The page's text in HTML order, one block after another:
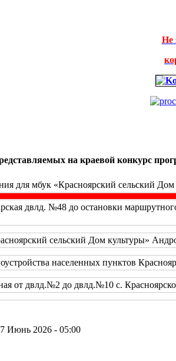
Не
на краевой конкурс
для мбук «Красноярский сельский
двлд. №48 до остановки
сельский Дом культуры»
населенных пунктов
от двлд.№2 до двлд.№10 с.
Июнь 2026 - 05:00